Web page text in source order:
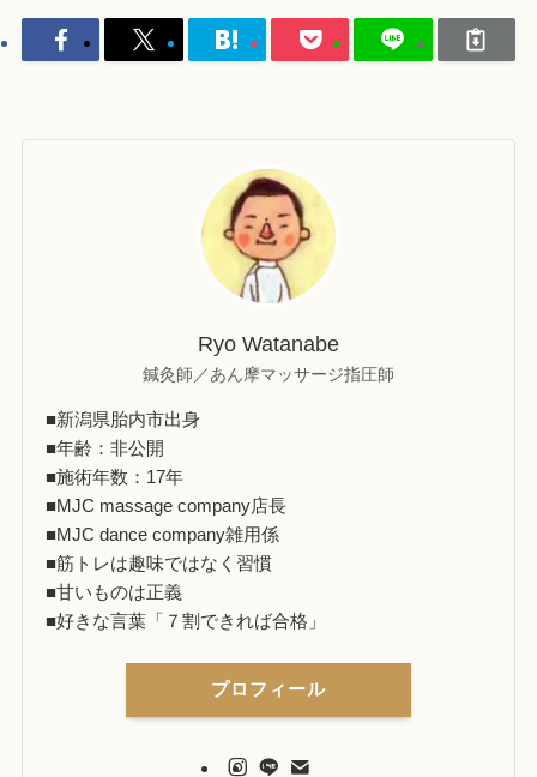
Ryo Watanabe
鍼灸師／あん摩マッサージ指圧師
■新潟県胎内市出身
■年齢：非公開
■施術年数：17年
■MJC massage company店長
■MJC dance company雑用係
■筋トレは趣味ではなく習慣
■甘いものは正義
■好きな言葉「７割できれば合格」
プロフィール